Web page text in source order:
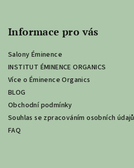
Informace pro vás
Salony Éminence
INSTITUT ÉMINENCE ORGANICS
Více o Éminence Organics
BLOG
Obchodní podmínky
Souhlas se zpracováním osobních údajů
FAQ